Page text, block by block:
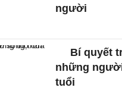
người
Bí quyết
những
tuổi